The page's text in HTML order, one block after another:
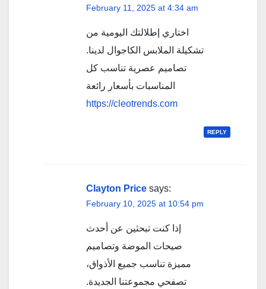
February 11, 2025 at 4:34 am
اختاري إطلالتك اليومية من
تشكيلة الملابس الكاجوال لدينا.
تصاميم عصرية تناسب كل
المناسبات بأسعار رائعة
https://cleotrends.com
REPLY
Clayton Price says:
February 10, 2025 at 10:54 pm
إذا كنت تبحثين عن أحدث
صيحات الموضة وتصاميم
مميزة تناسب جميع الأذواق،
تصفحي مجموعتنا الجديدة.